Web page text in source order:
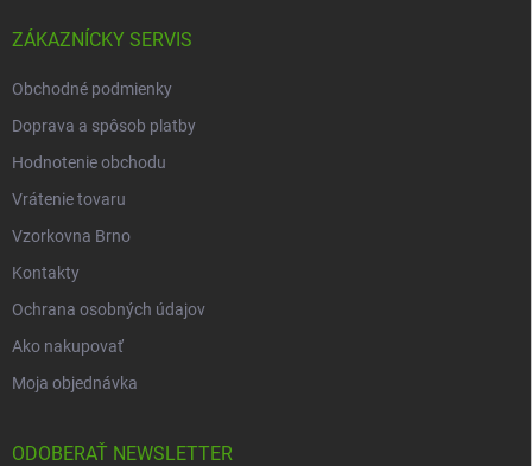
ZÁKAZNÍCKY SERVIS
Obchodné podmienky
Doprava a spôsob platby
Hodnotenie obchodu
Vrátenie tovaru
Vzorkovna Brno
Kontakty
Ochrana osobných údajov
Ako nakupovať
Moja objednávka
ODOBERAŤ NEWSLETTER